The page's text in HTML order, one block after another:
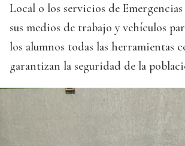
Local o los servicios de
sus medios de trabajo y vehículos
los alumnos todas las herramientas
garantizan la seguridad de la